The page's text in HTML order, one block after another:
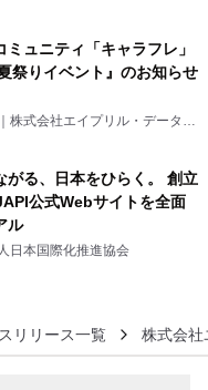
ミュニティ「キャラフレ」
祭りイベント』のお知らせ
株式会社エイプリル・データ・
がる、日本をひらく。 創立
公式Webサイトを全面
ル
日本国際化推進協会
リリース一覧 株式会社